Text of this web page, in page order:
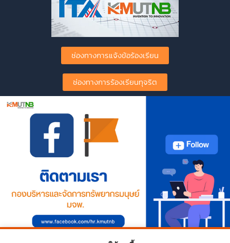
ช่องทางการแจ้งข้อร้องเรียน
ช่องทางการร้องเรียนทุจริต